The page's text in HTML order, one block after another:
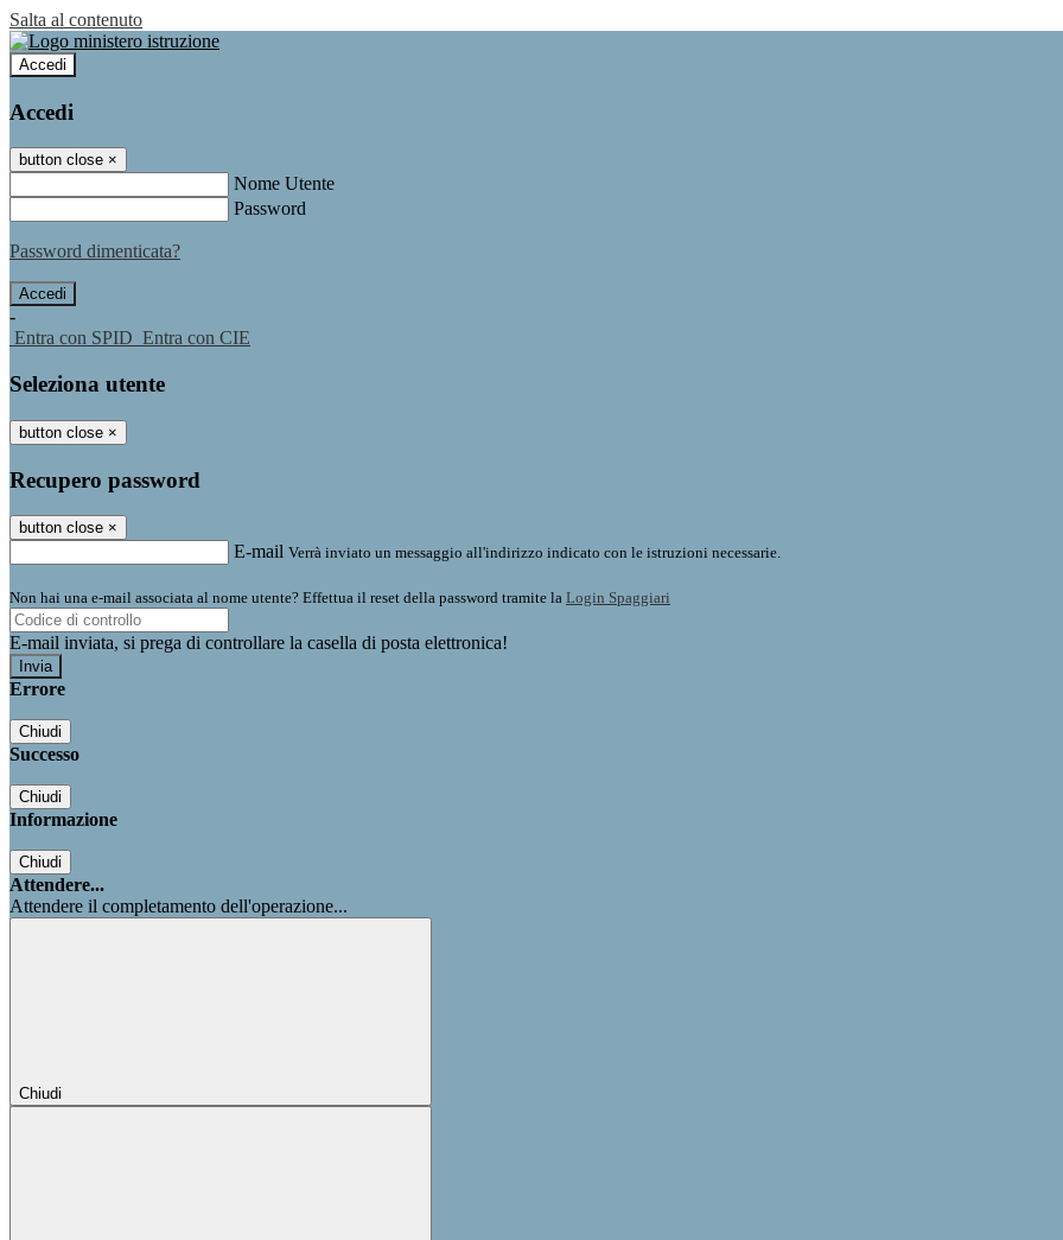
Salta al contenuto
Accedi
Accedi
button close ×
Nome Utente
Password
Password dimenticata?
-
Entra con SPID Entra con CIE
Seleziona utente
button close ×
Recupero password
button close ×
E-mail Verrà inviato un messaggio all'indirizzo indicato con le istruzioni necessarie.
Non hai una e-mail associata al nome utente? Effettua il reset della password tramite la Login Spaggiari
E-mail inviata, si prega di controllare la casella di posta elettronica!
Errore
Chiudi
Successo
Chiudi
Informazione
Chiudi
Attendere...
Attendere il completamento dell'operazione...
Chiudi